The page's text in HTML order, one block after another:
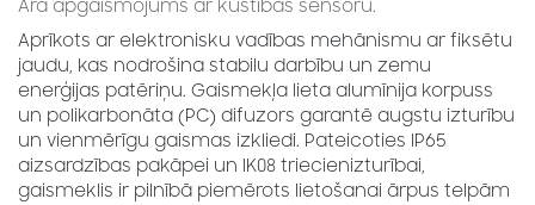
Āra apgaismojums ar kustības sensoru.
Aprīkots ar elektronisku vadības mehānismu ar fiksētu
jaudu, kas nodrošina stabilu darbību un zemu
enerģijas patēriņu. Gaismekļa lieta alumīnija korpuss
un polikarbonāta (PC) difuzors garantē augstu izturību
un vienmērīgu gaismas izkliedi. Pateicoties IP65
aizsardzības pakāpei un IK08 triecienizturībai,
gaismeklis ir pilnībā piemērots lietošanai ārpus telpām